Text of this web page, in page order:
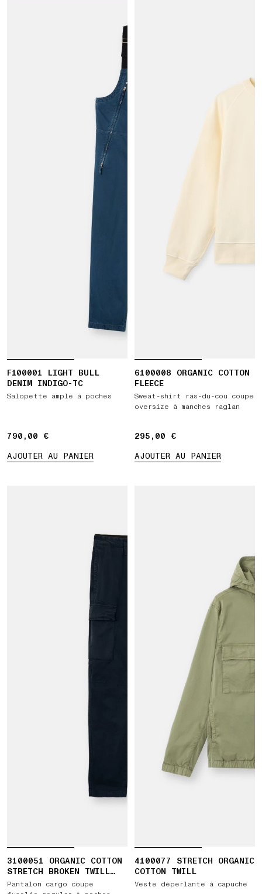
F100001 LIGHT BULL
DENIM INDIGO-TC
Salopette ample à poches
790,00 €
790,00 €
AJOUTER AU PANIER
6100008 ORGANIC COTTON
FLEECE
Sweat-shirt ras-du-cou coupe
oversize à manches raglan
295,00 €
295,00 €
AJOUTER AU PANIER
3100051 ORGANIC COTTON
STRETCH BROKEN TWILL
'OLD' EFFECT
Pantalon cargo coupe
4100077 STRETCH ORGANIC
COTTON TWILL
Veste déperlante à capuche